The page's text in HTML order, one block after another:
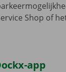
Shop of
app